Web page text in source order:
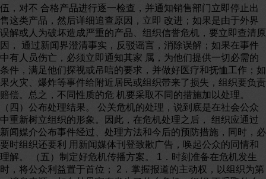
伍，对不 合格产品进行逐一检查，并通知销售部门立即停止出
售这类产品，然后详细追查原因，立即 改进；如果是由于外界
误解或人为破坏造成严重的产品、组织信誉危机，要立即查清原
因， 通过新闻界澄清事实，反驳谣言，消除误解；如果在事件
中有人员伤亡，必须立即通知其家 属，为他们提供一切必需的
条件，满足他们探视或吊唁的要求，并做好医疗和抚恤工作；如
果火灾、爆炸等事件给附近居民或组织带来了损失，组织要负责
赔偿。总之，不同性质的危 机要采取不同的措施加以处理。
（四）公布处理结果。 公关危机的处理，说到底是在社会公众
中重新树立组织的形象。因此，在危机处理之后， 组织应通过
新闻媒介公布事件经过、处理方法和今后的预防措施，同时，必
要时组织还要利 用新闻媒体刊登致歉广告，唤起公众的同情和
理解。 （五）制定好危机传播方案。 1．时刻准备在危机发生
时，将公众利益置于首位； 2．掌握报道的主动权，以组织为第